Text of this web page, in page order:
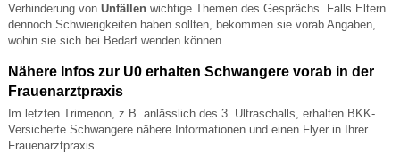
Verhinderung von Unfällenwichtige Themen des Gesprächs. Falls Eltern
dennoch Schwierigkeiten haben sollten, bekommen sie vorab Angaben,
wohin sie sich bei Bedarf wenden können.
Nähere Infos zur U0 erhalten Schwangere vorab in der
Frauenarztpraxis
Im letzten Trimenon, z.B. anlässlich des 3. Ultraschalls, erhalten BKK-
Versicherte Schwangere nähere Informationen und einen Flyer in Ihrer
Frauenarztpraxis.